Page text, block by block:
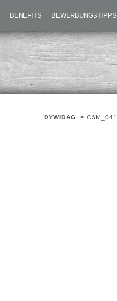
BENEFITS BEWERBUNGSTIPPS
DYWIDAG >